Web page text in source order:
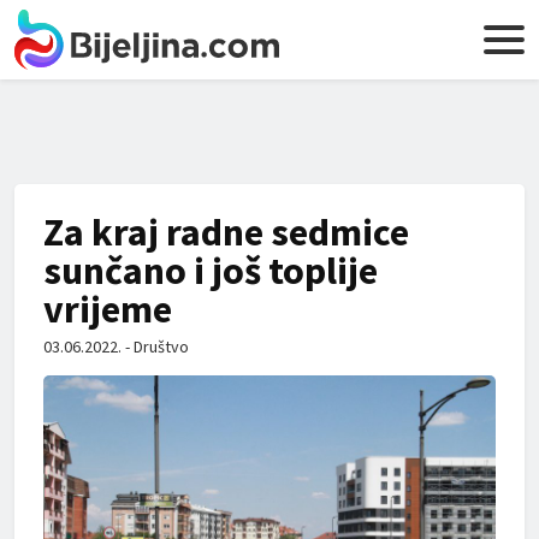
Za kraj radne sedmice
sunčano i još toplije
vrijeme
03.06.2022. - Društvo